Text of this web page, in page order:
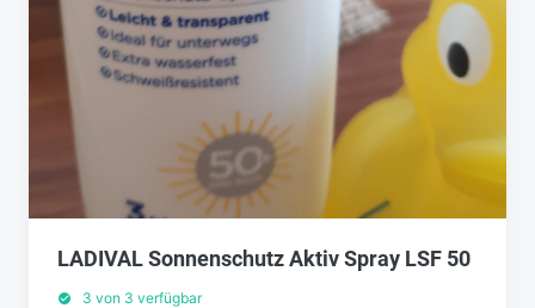
LADIVAL Sonnenschutz Aktiv Spray LSF 50
3 von 3 verfügbar